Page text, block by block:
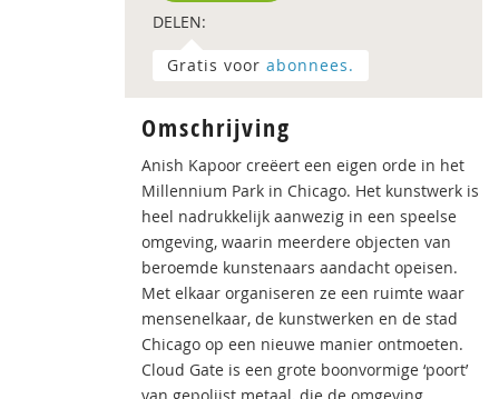
DELEN:
Gratis voor abonnees.
Omschrijving
Anish Kapoor creëert een eigen orde in het
Millennium Park in Chicago. Het kunstwerk is
heel nadrukkelijk aanwezig in een speelse
omgeving, waarin meerdere objecten van
beroemde kunstenaars aandacht opeisen.
Met elkaar organiseren ze een ruimte waar
mensenelkaar, de kunstwerken en de stad
Chicago op een nieuwe manier ontmoeten.
Cloud Gate is een grote boonvormige ‘poort’